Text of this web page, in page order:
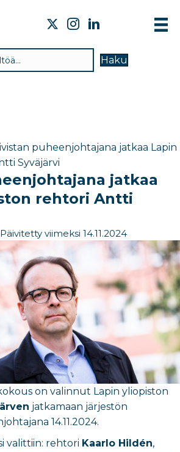
Haku
puheenjohtajana jatkaa Lapin
Syväjärvi
jatkaa
rehtori Antti
Päivitetty viimeksi 14.11.2024
on valinnut Lapin yliopiston
jatkamaan järjestön
14.11.2024.
valittiin: rehtori Kaarlo Hildén,